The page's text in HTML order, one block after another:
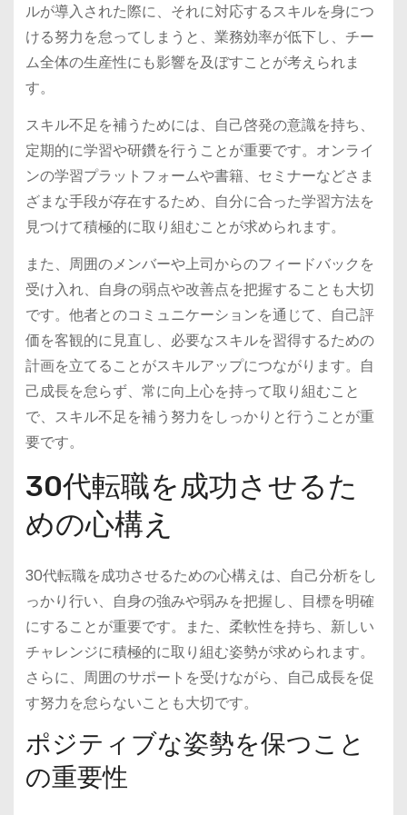
ルが導入された際に、それに対応するスキルを身につ
ける努力を怠ってしまうと、業務効率が低下し、チー
ム全体の生産性にも影響を及ぼすことが考えられま
す。
スキル不足を補うためには、自己啓発の意識を持ち、
定期的に学習や研鑽を行うことが重要です。オンライ
ンの学習プラットフォームや書籍、セミナーなどさま
ざまな手段が存在するため、自分に合った学習方法を
見つけて積極的に取り組むことが求められます。
また、周囲のメンバーや上司からのフィードバックを
受け入れ、自身の弱点や改善点を把握することも大切
です。他者とのコミュニケーションを通じて、自己評
価を客観的に見直し、必要なスキルを習得するための
計画を立てることがスキルアップにつながります。自
己成長を怠らず、常に向上心を持って取り組むこと
で、スキル不足を補う努力をしっかりと行うことが重
要です。
30代転職を成功させるた
めの心構え
30代転職を成功させるための心構えは、自己分析をし
っかり行い、自身の強みや弱みを把握し、目標を明確
にすることが重要です。また、柔軟性を持ち、新しい
チャレンジに積極的に取り組む姿勢が求められます。
さらに、周囲のサポートを受けながら、自己成長を促
す努力を怠らないことも大切です。
ポジティブな姿勢を保つこと
の重要性